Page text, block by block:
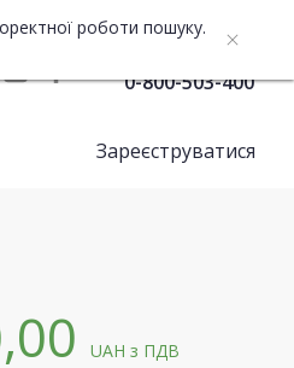
роботи пошуку.
0-800-503-400
Зареєструватися
UAHз ПДВ